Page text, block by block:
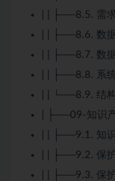
| | ├──8.5. 需
| | ├──8.6. 数
| | ├──8.7. 数
| | ├──8.8. 系
| | └──8.9. 结
| ├──09-知识
| | ├──9.1. 知
| | ├──9.2. 保
| | ├──9.3. 保